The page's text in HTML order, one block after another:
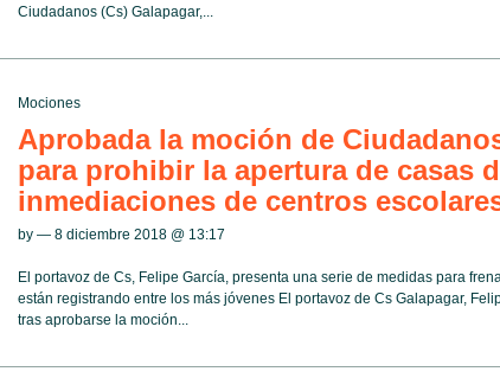
Ciudadanos (Cs) Galapagar,...
Mociones
Aprobada la moción de
para prohibir la apertura de casas
inmediaciones de centros
by — 8 diciembre 2018 @ 13:17
El portavoz de Cs, Felipe García, presenta una serie de medidas para
están registrando entre los más jóvenes El portavoz de Cs Galapagar,
tras aprobarse la moción...